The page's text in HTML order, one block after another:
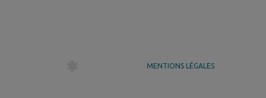
MENTIONS LÉGALES